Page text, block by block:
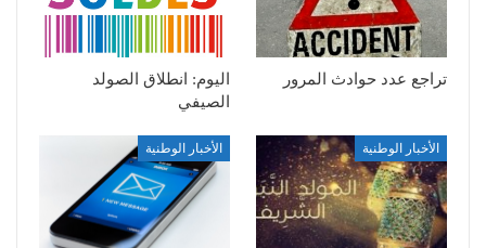
تراجع عدد حوادث المرور
اليوم: انطلاق الصولد
الصيفي
الأخبار الوطنية الأخبار الوطنية